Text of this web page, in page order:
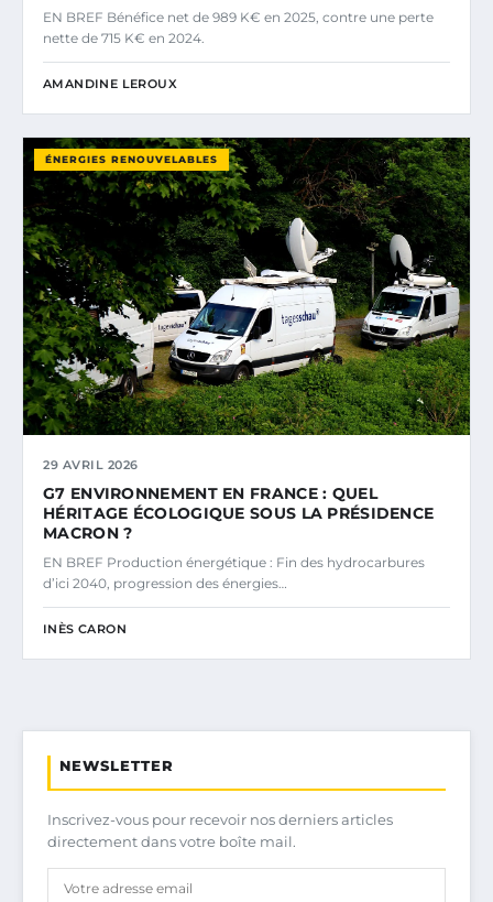
EN BREF Bénéfice net de 989 K€ en 2025, contre une perte
nette de 715 K€ en 2024.
AMANDINE LEROUX
ÉNERGIES RENOUVELABLES
29 AVRIL 2026
G7 ENVIRONNEMENT EN FRANCE : QUEL
HÉRITAGE ÉCOLOGIQUE SOUS LA PRÉSIDENCE
MACRON ?
EN BREF Production énergétique : Fin des hydrocarbures
d’ici 2040, progression des énergies…
INÈS CARON
NEWSLETTER
Inscrivez-vous pour recevoir nos derniers articles
directement dans votre boîte mail.